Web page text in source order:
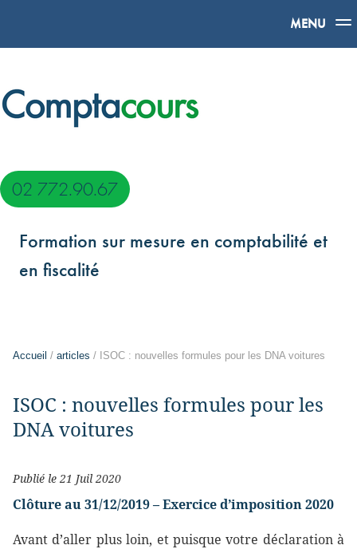
02 772.90.67
Formation sur mesure en comptabilité et
en fiscalité
MENU
Accueil / articles / ISOC : nouvelles formules pour les DNA voitures
ISOC : nouvelles formules pour les
DNA voitures
Publié le 21 Juil 2020
Clôture au 31/12/2019 – Exercice d’imposition 2020
Avant d’aller plus loin, et puisque votre déclaration à